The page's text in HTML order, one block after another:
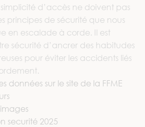
d’accès ne doivent pas
principes de sécurité que nous
en escalade à corde. Il est
sécurité d’ancrer des habitudes
pour éviter les accidents liés
données sur le site de la FFME
securité 2025